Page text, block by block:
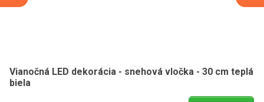
Vianočná LED dekorácia - snehová vločka - 30 cm teplá
biela